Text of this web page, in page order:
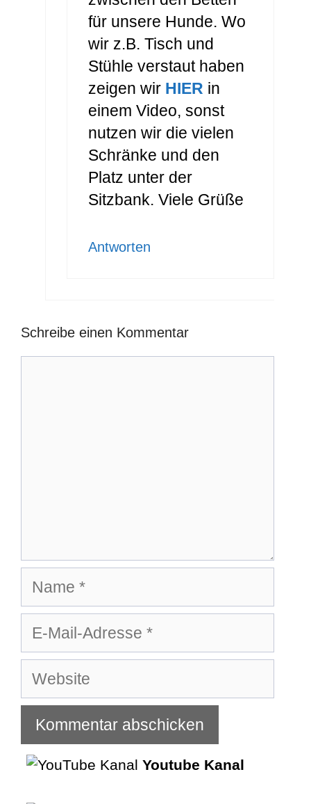
für unsere Hunde. Wo
wir z.B. Tisch und
Stühle verstaut haben
zeigen wir HIER in
einem Video, sonst
nutzen wir die vielen
Schränke und den
Platz unter der
Sitzbank. Viele Grüße
Antworten
Schreibe einen Kommentar
Name
E-
Adresse
Website
Youtube Kanal